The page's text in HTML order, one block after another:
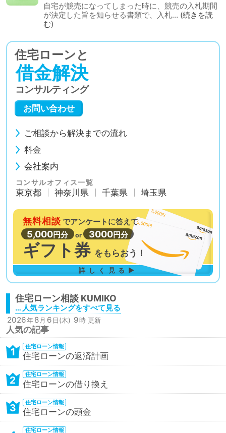
自宅が競売になってしまった時に、競売の入札期間
が決定した旨を知らせる書類で、入札… 続きを読
む
住宅ローンと
借金解決
コンサルティング
お問い合わせ
ご相談から解決までの流れ
料金
会社案内
コンサルオフィス一覧
東京都 神奈川県 千葉県 埼玉県
無料相談 でアンケートに答えて
5,000円分 or 3000円分
ギフト券 を もらおう！
詳しく見る▶
住宅ローン相談
… 人気ランキングをすべて見る
2026年8 月 6 日(木) 9時 更新
人気の記事
1 住宅ローン情報
住宅ローンの返済計画
2 住宅ローン情報
住宅ローンの借り換え
3 住宅ローン情報
住宅ローンの頭金
住宅ローン情報